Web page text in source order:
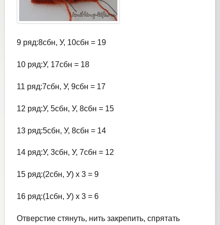
9 ряд:8сбн, У, 10сбн = 19
10 ряд:У, 17сбн = 18
11 ряд:7сбн, У, 9сбн = 17
12 ряд:У, 5сбн, У, 8сбн = 15
13 ряд:5сбн, У, 8сбн = 14
14 ряд:У, 3сбн, У, 7сбн = 12
15 ряд:(2сбн, У) х 3 = 9
16 ряд:(1сбн, У) х 3 = 6
Отверстие стянуть, нить закрепить, спрятать